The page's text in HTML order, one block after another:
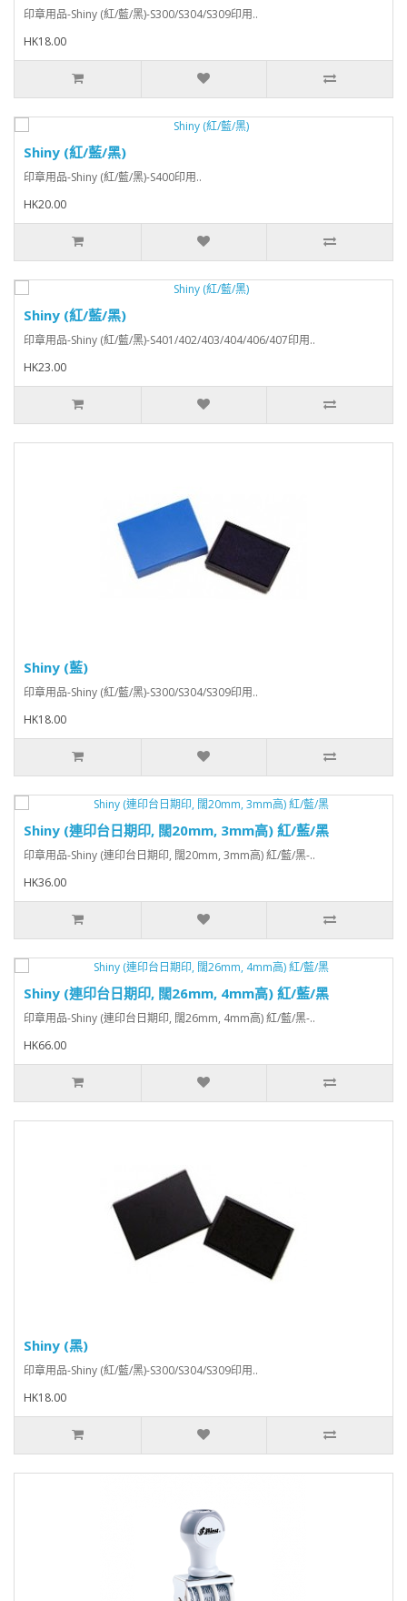
印章用品-Shiny (紅/藍/黑)-S300/S304/S309印用..
HK18.00
Shiny (紅/藍/黑)
印章用品-Shiny (紅/藍/黑)-S400印用..
HK20.00
Shiny (紅/藍/黑)
印章用品-Shiny (紅/藍/黑)-S401/402/403/404/406/407印用..
HK23.00
Shiny (藍)
印章用品-Shiny (紅/藍/黑)-S300/S304/S309印用..
HK18.00
Shiny (連印台日期印, 闊20mm, 3mm高) 紅/藍/黑
印章用品-Shiny (連印台日期印, 闊20mm, 3mm高) 紅/藍/黑-..
HK36.00
Shiny (連印台日期印, 闊26mm, 4mm高) 紅/藍/黑
印章用品-Shiny (連印台日期印, 闊26mm, 4mm高) 紅/藍/黑-..
HK66.00
Shiny (黑)
印章用品-Shiny (紅/藍/黑)-S300/S304/S309印用..
HK18.00